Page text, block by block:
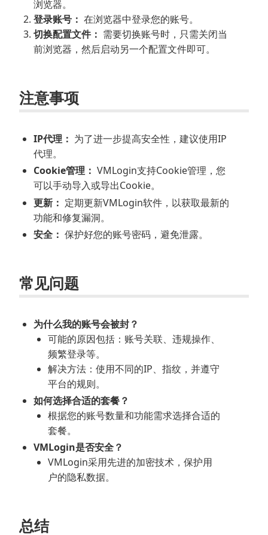
浏览器。
登录账号： 在浏览器中登录您的账号。
切换配置文件： 需要切换账号时，只需关闭当
前浏览器，然后启动另一个配置文件即可。
注意事项
IP代理： 为了进一步提高安全性，建议使用IP
代理。
Cookie管理： VMLogin支持Cookie管理，您
可以手动导入或导出Cookie。
更新： 定期更新VMLogin软件，以获取最新的
功能和修复漏洞。
安全： 保护好您的账号密码，避免泄露。
常见问题
为什么我的账号会被封？
可能的原因包括：账号关联、违规操作、
频繁登录等。
解决方法：使用不同的IP、指纹，并遵守
平台的规则。
如何选择合适的套餐？
根据您的账号数量和功能需求选择合适的
套餐。
VMLogin是否安全？
VMLogin采用先进的加密技术，保护用
户的隐私数据。
总结